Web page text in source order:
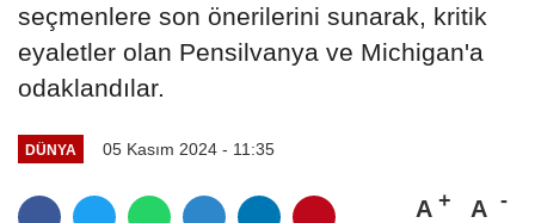
seçmenlere son önerilerini sunarak, kritik
eyaletler olan Pensilvanya ve Michigan'a
odaklandılar.
DÜNYA 05 Kasım 2024 - 11:35
A A